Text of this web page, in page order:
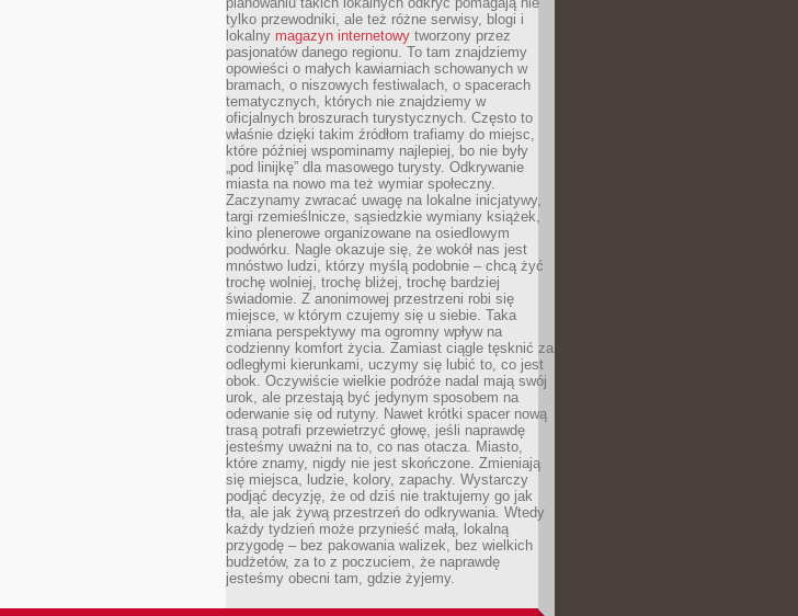
tylko przewodniki, ale też różne serwisy, blogi i
lokalny magazyn internetowy tworzony przez
pasjonatów danego regionu. To tam znajdziemy
opowieści o małych kawiarniach schowanych w
bramach, o niszowych festiwalach, o spacerach
tematycznych, których nie znajdziemy w
oficjalnych broszurach turystycznych. Często to
właśnie dzięki takim źródłom trafiamy do miejsc,
które później wspominamy najlepiej, bo nie były
„pod linijkę” dla masowego turysty. Odkrywanie
miasta na nowo ma też wymiar społeczny.
Zaczynamy zwracać uwagę na lokalne inicjatywy,
targi rzemieślnicze, sąsiedzkie wymiany książek,
kino plenerowe organizowane na osiedlowym
podwórku. Nagle okazuje się, że wokół nas jest
mnóstwo ludzi, którzy myślą podobnie – chcą żyć
trochę wolniej, trochę bliżej, trochę bardziej
świadomie. Z anonimowej przestrzeni robi się
miejsce, w którym czujemy się u siebie. Taka
zmiana perspektywy ma ogromny wpływ na
codzienny komfort życia. Zamiast ciągle tęsknić za
odległymi kierunkami, uczymy się lubić to, co jest
obok. Oczywiście wielkie podróże nadal mają swój
urok, ale przestają być jedynym sposobem na
oderwanie się od rutyny. Nawet krótki spacer nową
trasą potrafi przewietrzyć głowę, jeśli naprawdę
jesteśmy uważni na to, co nas otacza. Miasto,
które znamy, nigdy nie jest skończone. Zmieniają
się miejsca, ludzie, kolory, zapachy. Wystarczy
podjąć decyzję, że od dziś nie traktujemy go jak
tła, ale jak żywą przestrzeń do odkrywania. Wtedy
każdy tydzień może przynieść małą, lokalną
przygodę – bez pakowania walizek, bez wielkich
budżetów, za to z poczuciem, że naprawdę
jesteśmy obecni tam, gdzie żyjemy.